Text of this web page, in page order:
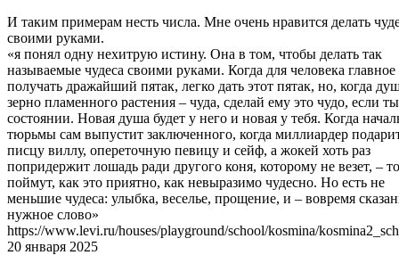
И таким примерам несть числа. Мне очень нравится делать
своими руками.
«я понял одну нехитрую истину. Она в том, чтобы делать так
называемые чудеса своими руками. Когда для человека главное
получать дражайший пятак, легко дать этот пятак, но, когда
зерно пламенного растения – чуда, сделай ему это чудо, если
состоянии. Новая душа будет у него и новая у тебя. Когда
тюрьмы сам выпустит заключенного, когда миллиардер
писцу виллу, опереточную певицу и сейф, а жокей хоть раз
попридержит лошадь ради другого коня, которому не везет, –
поймут, как это приятно, как невыразимо чудесно. Но есть не
меньшие чудеса: улыбка, веселье, прощение, и – вовремя
нужное слово»
https://www.levi.ru/houses/playground/school/kosmina/
20 января 2025